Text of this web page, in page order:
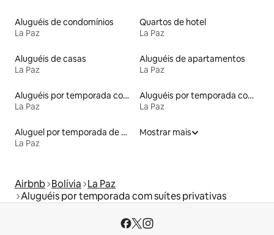
Aluguéis de condomínios
La Paz
Quartos de hotel
La Paz
Aluguéis de casas
La Paz
Aluguéis de apartamentos
La Paz
Aluguéis por temporada com sauna
La Paz
Aluguéis por temporada com acesso ao lago
La Paz
Aluguel por temporada de microcasas
La Paz
Mostrar mais
Airbnb Bolívia La Paz
Aluguéis por temporada com suítes privativas